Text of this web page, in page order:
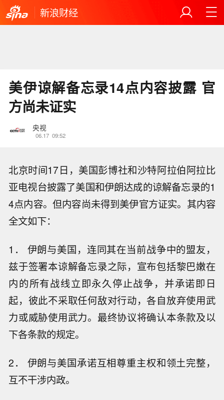
新浪财经
美伊谅解备忘录14点内容披露 官
方尚未证实
央视
06.17 09:52
北京时间17日，美国彭博社和沙特阿拉伯阿拉比
亚电视台披露了美国和伊朗达成的谅解备忘录的1
4点内容。但内容尚未得到美伊官方证实。其内容
全文如下：
1． 伊朗与美国，连同其在当前战争中的盟友，
兹于签署本谅解备忘录之际，宣布包括黎巴嫩在
内的所有战线立即永久停止战争，并承诺即日
起，彼此不采取任何敌对行动，各自放弃使用武
力或威胁使用武力。最终协议将确认本条款及以
下各条款的规定。
2． 伊朗与美国承诺互相尊重主权和领土完整，
互不干涉内政。